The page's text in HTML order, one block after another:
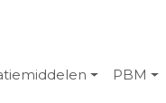
PBM